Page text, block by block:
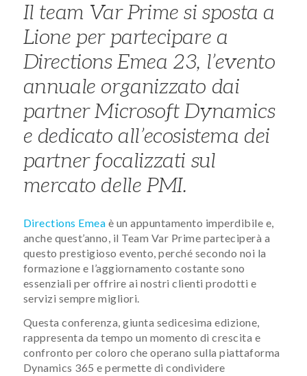
Il team Var Prime si sposta a
Lione per partecipare a
Directions Emea 23, l’evento
annuale organizzato dai
partner Microsoft Dynamics
e dedicato all’ecosistema dei
partner focalizzati sul
mercato delle PMI.
Directions Emea è un appuntamento imperdibile e,
anche quest’anno, il Team Var Prime parteciperà a
questo prestigioso evento, perché secondo noi la
formazione e l’aggiornamento costante sono
essenziali per offrire ai nostri clienti prodotti e
servizi sempre migliori.
Questa conferenza, giunta sedicesima edizione,
rappresenta da tempo un momento di crescita e
confronto per coloro che operano sulla piattaforma
Dynamics 365 e permette di condividere